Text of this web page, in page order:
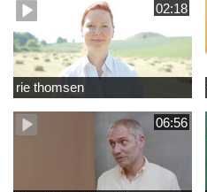
02:18
rie thomsen
06:56